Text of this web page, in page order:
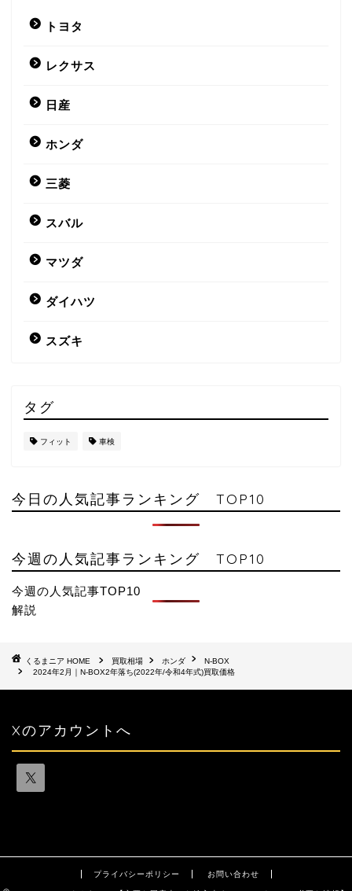
トヨタ
レクサス
日産
ホンダ
三菱
スバル
マツダ
ダイハツ
スズキ
タグ
フィット 車検
今日の人気記事ランキング TOP10
今週の人気記事ランキング TOP10
今週の人気記事TOP10
解説
HOME 買取相場 ホンダ
N-BOX
2024年2月｜N-BOX2年落ち(2022年/令和4年式)買取価格
Xのアカウントへ
プライバシーポリシー お問い合わせ